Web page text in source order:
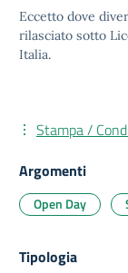
Eccetto dove
rilasciato sotto
Italia.
Stampa /
Argomenti
Open Day
Tipologia